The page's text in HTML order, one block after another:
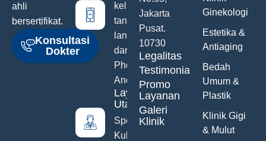
ahli
bersertifikat.
Konsultasi
Dokter
keluhanmu
tanpa malu
langsung
dari Hand
Phone
Anda
Layanan
Utama
Spesialis
Kulit &
Jakarta
Pusat.
10730
Legalitas
Testimonials
Promo
Layanan
Galeri
Klinik
Ginekologi
Estetika &
Antiaging
Bedah
Umum &
Plastik
Klinik Gigi
& Mulut